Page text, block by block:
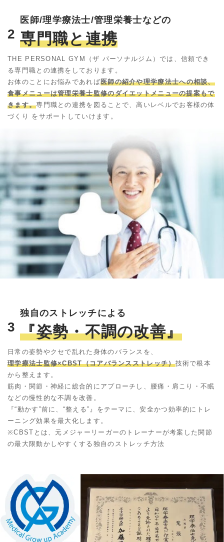
2
医師/理学療法士/管理栄養士などの
専門職と連携
THE PERSONAL GYM（ザ パーソナルジム）では、信頼でき
る専門職との連携をしております。
お体のことにお悩みであれば医師の紹介や理学療法士への相談、
食事メニューは管理栄養士監修のダイエットメニューの提案もで
きます。専門職との連携を図ることで、高いレベルでお客様の体
づくり をサポートしていけます。
3
独自のストレッチによる
『姿勢・不調の改善』
日常の姿勢やクセで乱れた身体のバランスを、
理学療法士監修×CBST（コアバランスストレッチ）技術で根本
から整えます。
筋肉・関節・神経に総合的にアプローチし、腰痛・肩こり・不眠
などの慢性的な不調を改善。
『“動かす”前に、“整える”』をテーマに、安全かつ効率的にトレ
ーニング効果を最大化します。
※CBSTとは、元メジャーリーガーのトレーナーが考案した関節
の最大限動かしやすくする独自のストレッチ方法